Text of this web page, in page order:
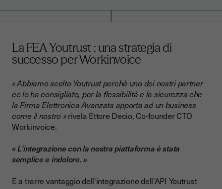
La FEAYoutrust : una strategia di
successo per Workinvoice
« Abbiamo scelto Youtrust perchè uno dei nostri partner
ce lo ha consigliato, per la flessibilità e la sicurezza che
la Firma Elettronica Avanzata apporta ad un business
come il nostro »rivela Ettore Decio, Co-founder CTO
Workinvoice.
« L’integrazione con la nostra piattaforma è stata
semplice e indolore. »
E a trarre vantaggio dell'integrazione dell'API Youtrust